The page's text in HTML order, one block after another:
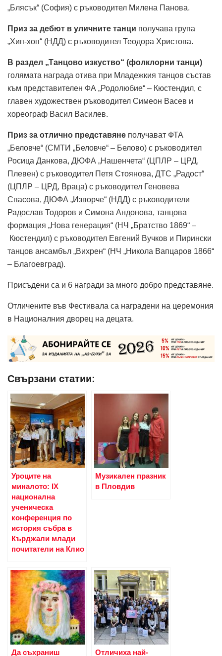
„Блясък“ (София) с ръководител Милена Панова.
Приз за дебют в уличните танци получава група
„Хип-хоп“ (НДД) с ръководител Теодора Христова.
В раздел „Танцово изкуство“ (фолклорни танци)
голямата награда отива при Младежкия танцов състав
към представителен ФА „Родолюбие“ – Кюстендил, с
главен художествен ръководител Симеон Васев и
хореограф Васил Василев.
Приз за отлично представяне получават ФТА
„Беловче“ (СМТИ „Беловче“ – Белово) с ръководител
Росица Данкова, ДЮФА „Нашенчета“ (ЦПЛР – ЦРД,
Плевен) с ръководител Петя Стоянова, ДТС „Радост“
(ЦПЛР – ЦРД, Враца) с ръководител Геновева
Спасова, ДЮФА „Изворче“ (НДД) с ръководители
Радослав Тодоров и Симона Андонова, танцова
формация „Нова генерация“ (НЧ „Братство 1869“ –
Кюстендил) с ръководител Евгений Вучков и Пирински
танцов ансамбъл „Вихрен“ (НЧ „Никола Вапцаров 1866“
– Благоевград).
Присъдени са и 6 награди за много добро представяне.
Отличените във Фестивала са наградени на церемония
в Националния дворец на децата.
Свързани статии:
Уроците на
миналото: IX
национална
ученическа
конференция по
история събра в
Кърджали млади
почитатели на Клио
Музикален празник
в Пловдив
Да съхраниш Отличиха най-